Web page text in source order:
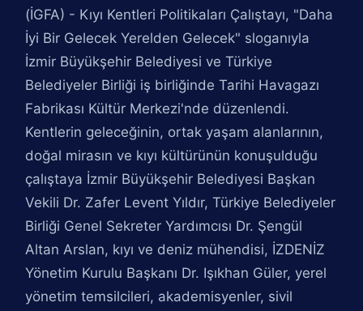
(İGFA) - Kıyı Kentleri Politikaları Çalıştayı, "Daha
İyi Bir Gelecek Yerelden Gelecek" sloganıyla
İzmir Büyükşehir Belediyesi ve Türkiye
Belediyeler Birliği iş birliğinde Tarihi Havagazı
Fabrikası Kültür Merkezi'nde düzenlendi.
Kentlerin geleceğinin, ortak yaşam alanlarının,
doğal mirasın ve kıyı kültürünün konuşulduğu
çalıştaya İzmir Büyükşehir Belediyesi Başkan
Vekili Dr. Zafer Levent Yıldır, Türkiye Belediyeler
Birliği Genel Sekreter Yardımcısı Dr. Şengül
Altan Arslan, kıyı ve deniz mühendisi, İZDENİZ
Yönetim Kurulu Başkanı Dr. Işıkhan Güler, yerel
yönetim temsilcileri, akademisyenler, sivil